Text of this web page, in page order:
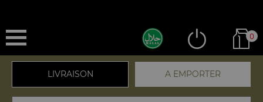
0
LIVRAISON A EMPORTER